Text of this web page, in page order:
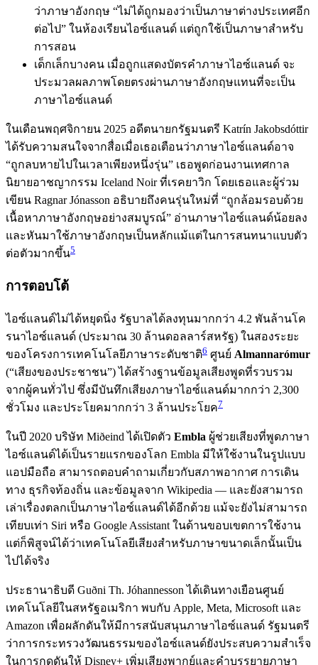
ว่าภาษาอังกฤษ “ไม่ได้ถูกมองว่าเป็นภาษาต่างประเทศอีก
ต่อไป” ในห้องเรียนไอซ์แลนด์ แต่ถูกใช้เป็นภาษาสำหรับ
การสอน
เด็กเล็กบางคน เมื่อถูกแสดงบัตรคำภาษาไอซ์แลนด์ จะ
ประมวลผลภาพโดยตรงผ่านภาษาอังกฤษแทนที่จะเป็น
ภาษาไอซ์แลนด์
ในเดือนพฤศจิกายน 2025 อดีตนายกรัฐมนตรี Katrín Jakobsdóttir
ได้รับความสนใจจากสื่อเมื่อเธอเตือนว่าภาษาไอซ์แลนด์อาจ
“ถูกลบหายไปในเวลาเพียงหนึ่งรุ่น” เธอพูดก่อนงานเทศกาล
นิยายอาชญากรรม Iceland Noir ที่เรคยาวิก โดยเธอและผู้ร่วม
เขียน Ragnar Jónasson อธิบายถึงคนรุ่นใหม่ที่ “ถูกล้อมรอบด้วย
เนื้อหาภาษาอังกฤษอย่างสมบูรณ์” อ่านภาษาไอซ์แลนด์น้อยลง
และหันมาใช้ภาษาอังกฤษเป็นหลักแม้แต่ในการสนทนาแบบตัว
ต่อตัวมากขึ้น5
การตอบโต้
ไอซ์แลนด์ไม่ได้หยุดนิ่ง รัฐบาลได้ลงทุนมากกว่า 4.2 พันล้านโค
รนาไอซ์แลนด์ (ประมาณ 30 ล้านดอลลาร์สหรัฐ) ในสองระยะ
ของโครงการเทคโนโลยีภาษาระดับชาติ6 ศูนย์ Almannarómur
(“เสียงของประชาชน”) ได้สร้างฐานข้อมูลเสียงพูดที่รวบรวม
จากผู้คนทั่วไป ซึ่งมีบันทึกเสียงภาษาไอซ์แลนด์มากกว่า 2,300
ชั่วโมง และประโยคมากกว่า 3 ล้านประโยค7
ในปี 2020 บริษัท Miðeind ได้เปิดตัว Embla ผู้ช่วยเสียงที่พูดภาษา
ไอซ์แลนด์ได้เป็นรายแรกของโลก Embla มีให้ใช้งานในรูปแบบ
แอปมือถือ สามารถตอบคำถามเกี่ยวกับสภาพอากาศ การเดิน
ทาง ธุรกิจท้องถิ่น และข้อมูลจาก Wikipedia — และยังสามารถ
เล่าเรื่องตลกเป็นภาษาไอซ์แลนด์ได้อีกด้วย แม้จะยังไม่สามารถ
เทียบเท่า Siri หรือ Google Assistant ในด้านขอบเขตการใช้งาน
แต่ก็พิสูจน์ได้ว่าเทคโนโลยีเสียงสำหรับภาษาขนาดเล็กนั้นเป็น
ไปได้จริง
ประธานาธิบดี Guðni Th. Jóhannesson ได้เดินทางเยือนศูนย์
เทคโนโลยีในสหรัฐอเมริกา พบกับ Apple, Meta, Microsoft และ
Amazon เพื่อผลักดันให้มีการสนับสนุนภาษาไอซ์แลนด์ รัฐมนตรี
ว่าการกระทรวงวัฒนธรรมของไอซ์แลนด์ยังประสบความสำเร็จ
ในการกดดันให้ Disney+ เพิ่มเสียงพากย์และคำบรรยายภาษา